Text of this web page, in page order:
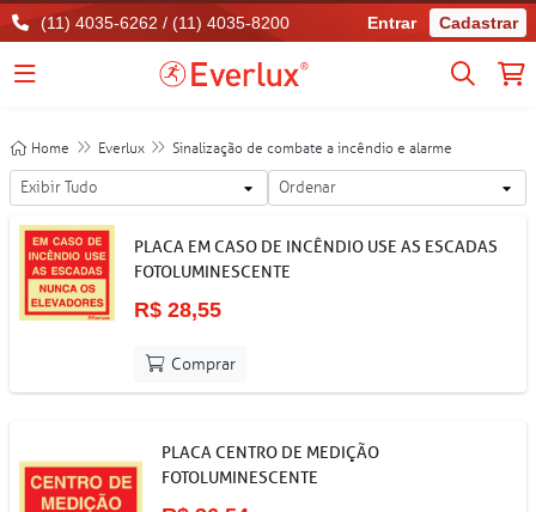
(11) 4035-6262 / (11) 4035-8200 Entrar Cadastrar
Home Everlux Sinalização de combate a incêndio e alarme
PLACA EM CASO DE INCÊNDIO USE AS ESCADAS
FOTOLUMINESCENTE
R$ 28,55
Comprar
PLACA CENTRO DE MEDIÇÃO
FOTOLUMINESCENTE